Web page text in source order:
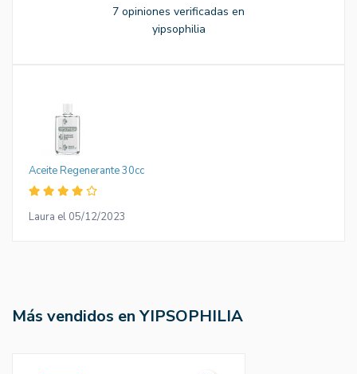
7 opiniones verificadas en
yipsophilia
Aceite Regenerante 30cc
Laura el 05/12/2023
Más vendidos en YIPSOPHILIA